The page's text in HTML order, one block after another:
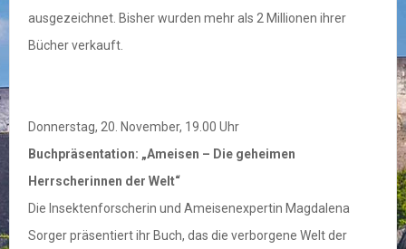
ausgezeichnet. Bisher wurden mehr als 2 Millionen ihrer
Bücher verkauft.
Donnerstag, 20. November, 19.00 Uhr
Buchpräsentation: „Ameisen – Die geheimen
Herrscherinnen der Welt“
Die Insektenforscherin und Ameisenexpertin Magdalena
Sorger präsentiert ihr Buch, das die verborgene Welt der